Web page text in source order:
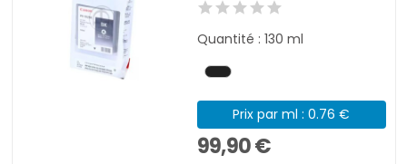
Quantité : 130 ml
Prix par ml : 0.76 €
99,90 €